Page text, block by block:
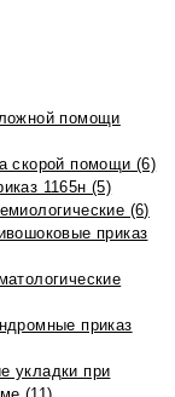
помощи
скорой помощи (6)
1165н (5)
(6)
приказ
приказ
укладки при